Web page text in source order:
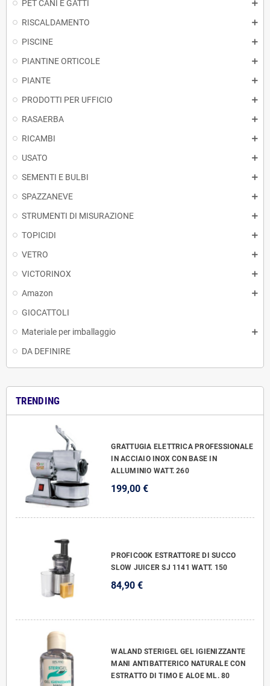
PET CANI E GATTI
RISCALDAMENTO
PISCINE
PIANTINE ORTICOLE
PIANTE
PRODOTTI PER UFFICIO
RASAERBA
RICAMBI
USATO
SEMENTI E BULBI
SPAZZANEVE
STRUMENTI DI MISURAZIONE
TOPICIDI
VETRO
VICTORINOX
Amazon
GIOCATTOLI
Materiale per imballaggio
DA DEFINIRE
TRENDING
GRATTUGIA ELETTRICA PROFESSIONALE
IN ACCIAIO INOX CON BASE IN
ALLUMINIO WATT. 260
199,00 €
PROFICOOK ESTRATTORE DI SUCCO
SLOW JUICER SJ 1141 WATT. 150
84,90 €
WALAND STERIGEL GEL IGIENIZZANTE
MANI ANTIBATTERICO NATURALE CON
ESTRATTO DI TIMO E ALOE ML. 80